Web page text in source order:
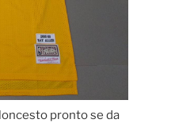
pronto se da